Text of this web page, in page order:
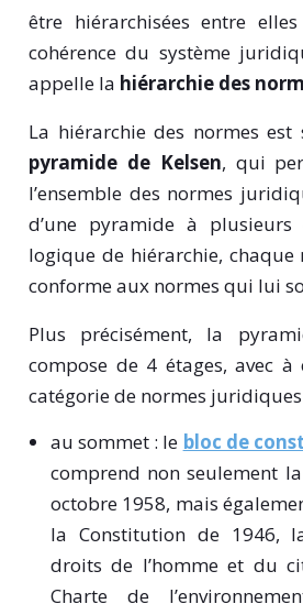
être hiérarchisées entre
cohérence du système
appelle la hiérarchie des
La hiérarchie des normes
pyramide de Kelsen, qui
l’ensemble des normes
d’une pyramide à plusieurs
logique de hiérarchie, chaque
conforme aux normes qui lui
Plus précisément, la
compose de 4 étages, avec à
catégorie de normes juridiques
au sommet : le bloc de
comprend non seulement
octobre 1958, mais
la Constitution de 1946,
droits de l’homme et du
Charte de